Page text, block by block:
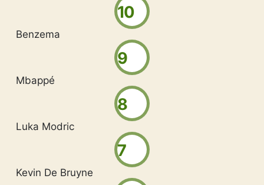
10
Benzema
9
Mbappé
8
Luka Modric
7
Kevin De Bruyne